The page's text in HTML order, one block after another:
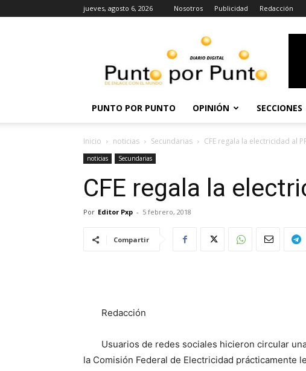
jueves, agosto 6, 2026 Nosotros Publicidad Redacción
Punto
PUNTO POR PUNTO OPINIÓN SECCIONES
Inicio noticias Secundarias CFE regala la electricidad al
noticias Secundarias
CFE regala la
Por Editor Pxp - 5 febrero, 2018
Compartir
Redacción
Usuarios de redes sociales hicieron circular
la Comisión Federal de Electricidad prácticamente